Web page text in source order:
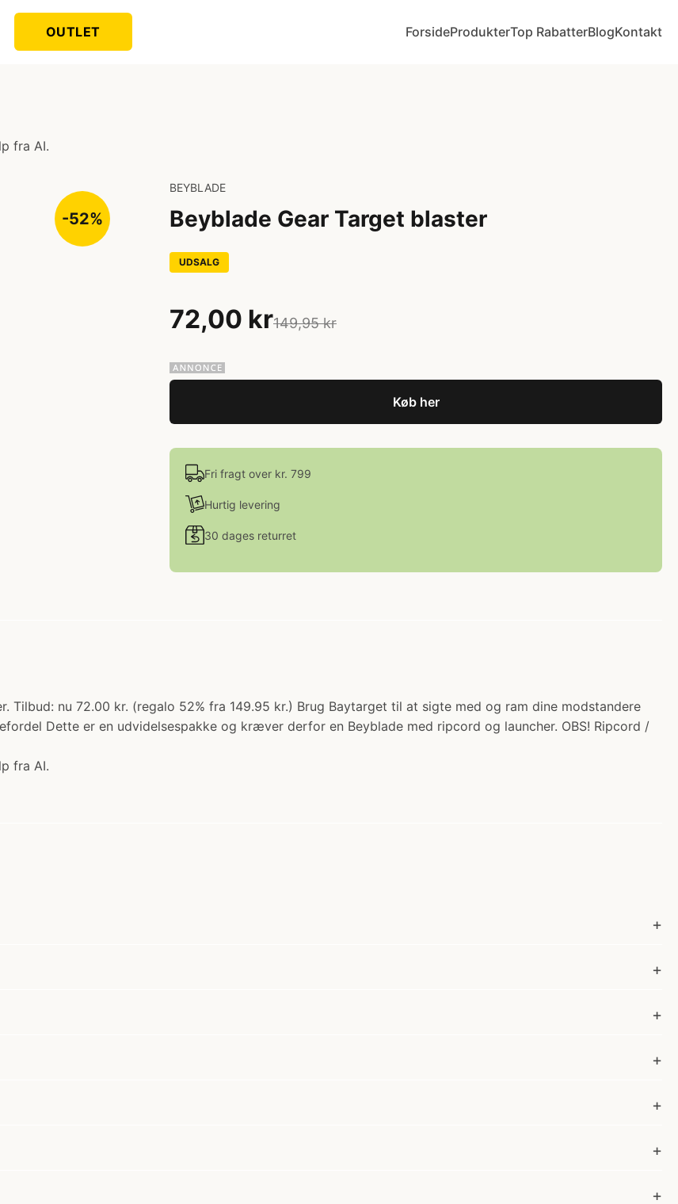
OUTLET ForsideProdukterTop RabatterBlogKontakt
fra AI.
-52%
BEYBLADE
Beyblade Gear Target blaster
UDSALG
72,00 kr149,95 kr
Køb her
Fri fragt over kr. 799
Hurtig levering
30 dages returret
Tilbud: nu 72.00 kr. (regalo 52% fra 149.95 kr.) Brug Baytarget til at sigte med og ram dine modstandere
Dette er en udvidelsespakke og kræver derfor en Beyblade med ripcord og launcher. OBS! Ripcord /
fra AI.